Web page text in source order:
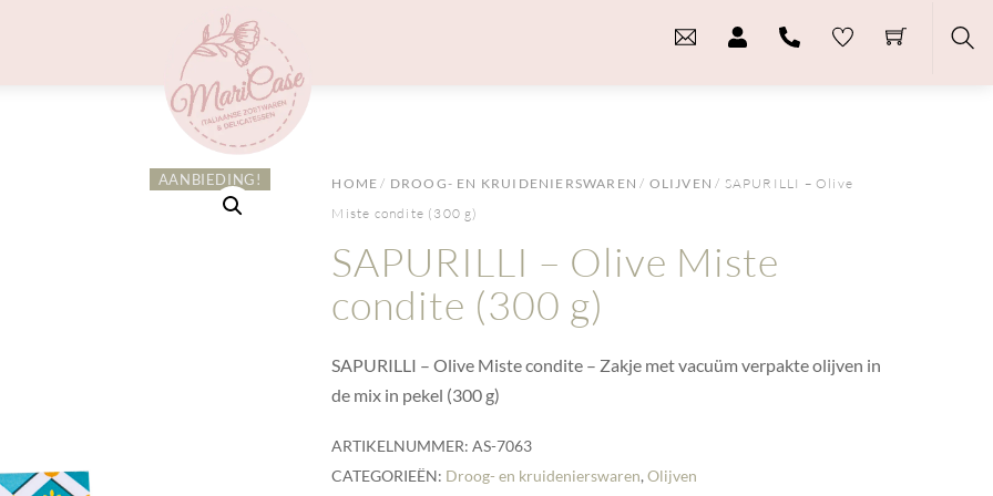
Menu
AANBIEDING! HOME / DROOG- EN KRUIDENIERSWAREN / OLIJVEN / SAPURILLI – Olive
Miste condite (300 g)
SAPURILLI – Olive Miste
condite (300 g)
SAPURILLI – Olive Miste condite – Zakje met vacuüm verpakte olijven in
de mix in pekel (300 g)
ARTIKELNUMMER:AS-7063
CATEGORIEËN: Droog- en kruidenierswaren,Olijven